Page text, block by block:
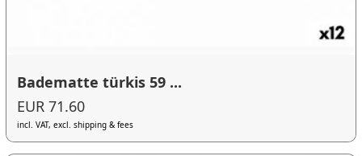
Badematte türkis 59 ...
EUR 71.60
incl. VAT, excl. shipping & fees